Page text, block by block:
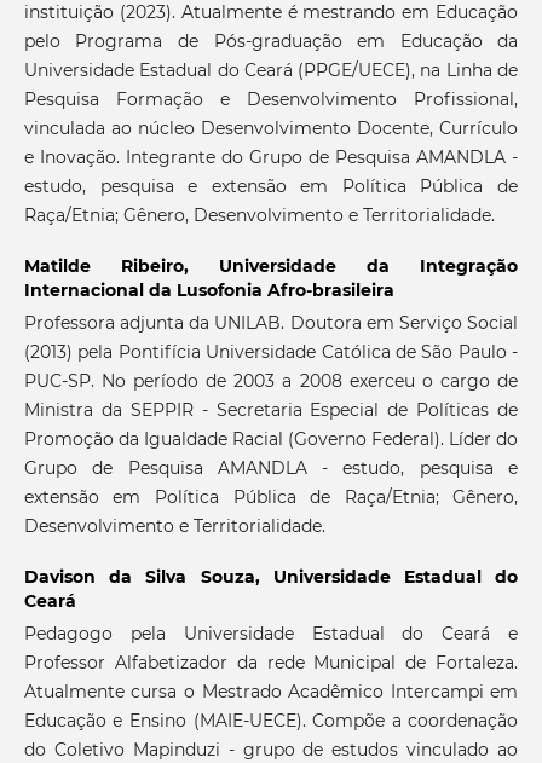
instituição (2023). Atualmente é mestrando em Educação
pelo Programa de Pós-graduação em Educação da
Universidade Estadual do Ceará (PPGE/UECE), na Linha de
Pesquisa Formação e Desenvolvimento Profissional,
vinculada ao núcleo Desenvolvimento Docente, Currículo
e Inovação. Integrante do Grupo de Pesquisa AMANDLA -
estudo, pesquisa e extensão em Política Pública de
Raça/Etnia; Gênero, Desenvolvimento e Territorialidade.
Matilde Ribeiro, Universidade da Integração
Internacional da Lusofonia Afro-brasileira
Professora adjunta da UNILAB. Doutora em Serviço Social
(2013) pela Pontifícia Universidade Católica de São Paulo -
PUC-SP. No período de 2003 a 2008 exerceu o cargo de
Ministra da SEPPIR - Secretaria Especial de Políticas de
Promoção da Igualdade Racial (Governo Federal). Líder do
Grupo de Pesquisa AMANDLA - estudo, pesquisa e
extensão em Política Pública de Raça/Etnia; Gênero,
Desenvolvimento e Territorialidade.
Davison da Silva Souza, Universidade Estadual do
Ceará
Pedagogo pela Universidade Estadual do Ceará e
Professor Alfabetizador da rede Municipal de Fortaleza.
Atualmente cursa o Mestrado Acadêmico Intercampi em
Educação e Ensino (MAIE-UECE). Compõe a coordenação
do Coletivo Mapinduzi - grupo de estudos vinculado ao